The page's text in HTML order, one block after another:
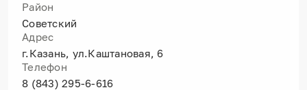
Район
Советский
Адрес
г.Казань, ул.Каштановая, 6
Телефон
8 (843) 295-6-616